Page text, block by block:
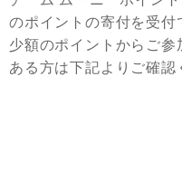
のポイントの寄付を受付
少額のポイントからご
ある方は下記よりご確認